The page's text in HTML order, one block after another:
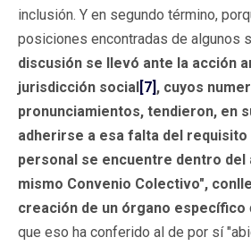
inclusión. Y en segundo término,
posiciones encontradas de algunos
discusión se llevó ante la acción
jurisdicción social[7] , cuyos
pronunciamientos, tendieron, en
adherirse a esa falta del requisito
personal se encuentre dentro del
mismo Convenio Colectivo",
creación de un órgano específico
que eso ha conferido al de por sí